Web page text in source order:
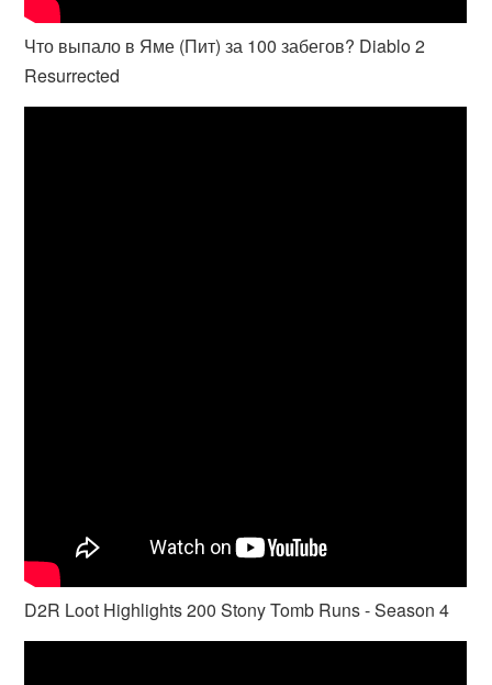
Что выпало в Яме (Пит) за 100 забегов? Diablo 2
Resurrected
D2R Loot Highlights 200 Stony Tomb Runs - Season 4